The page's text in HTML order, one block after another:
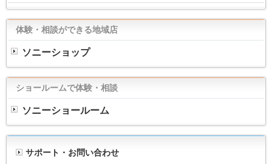
体験・相談ができる地域店
ソニーショップ
ショールームで体験・相談
ソニーショールーム
サポート・お問い合わせ